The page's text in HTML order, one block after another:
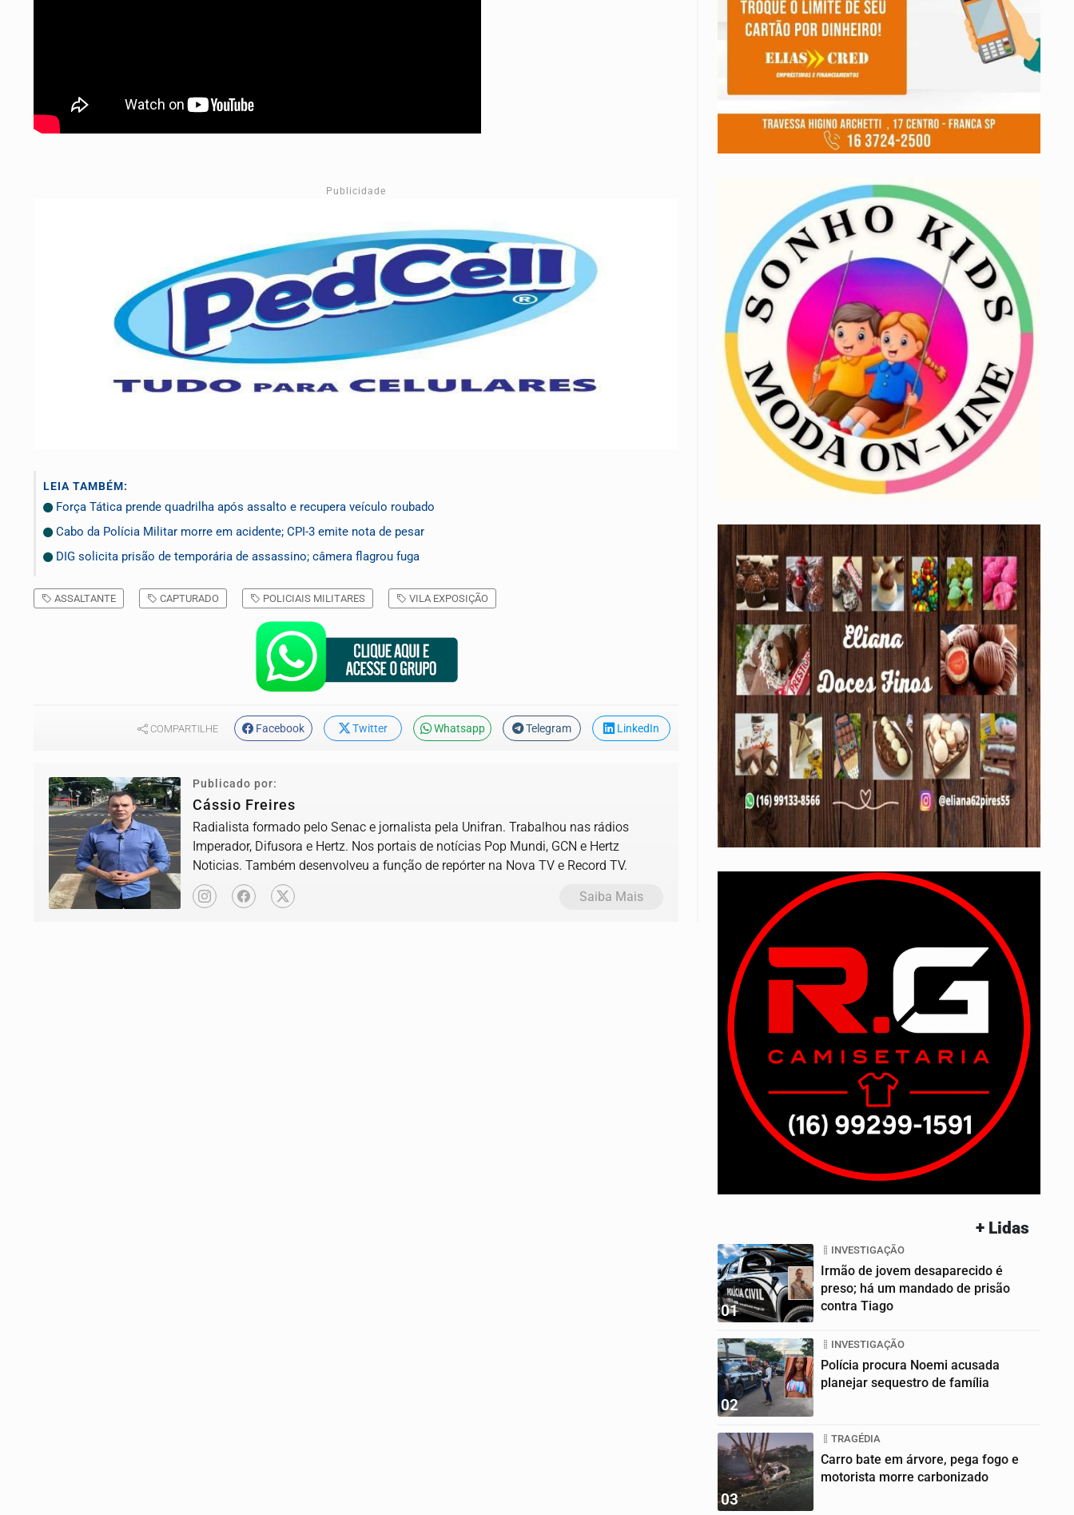
Publicidade
LEIA TAMBÉM:
Força Tática prende quadrilha após assalto e recupera veículo roubado
Cabo da Polícia Militar morre em acidente; CPI-3 emite nota de pesar
DIG solicita prisão de temporária de assassino; câmera flagrou fuga
ASSALTANTE CAPTURADO POLICIAIS MILITARES VILA EXPOSIÇÃO
COMPARTILHE Facebook Twitter Whatsapp Telegram LinkedIn
Publicado por:
Cássio Freires
Radialista formado pelo Senac e jornalista pela Unifran. Trabalhou nas rádios
Imperador, Difusora e Hertz. Nos portais de notícias Pop Mundi, GCN e Hertz
Noticias. Também desenvolveu a função de repórter na Nova TV e Record TV.
Saiba Mais
+ Lidas
01
INVESTIGAÇÃO
Irmão de jovem desaparecido é
preso; há um mandado de prisão
contra Tiago
02
INVESTIGAÇÃO
Polícia procura Noemi acusada
planejar sequestro de família
03
TRAGÉDIA
Carro bate em árvore, pega fogo e
motorista morre carbonizado